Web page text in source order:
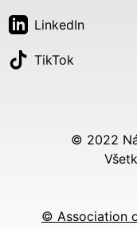
LinkedIn
TikTok
© 2022
© Association